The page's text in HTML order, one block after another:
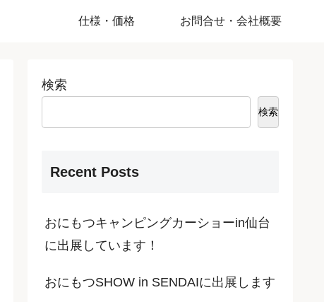
仕様・価格 お問合せ・会社概要
検索
検索
Recent Posts
おにもつキャンピングカーショーin仙台
に出展しています！
おにもつSHOW in SENDAIに出展します